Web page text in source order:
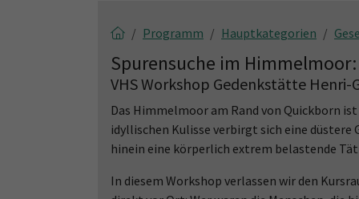
Programm Hauptkategorien
Spurensuche im
VHS Workshop Gedenkstätte Henri-
Das Himmelmoor am Rand von Quickborn
idyllischen Kulisse verbirgt sich eine düstere
hinein eine körperlich extrem belastende
In diesem Workshop verlassen wir den